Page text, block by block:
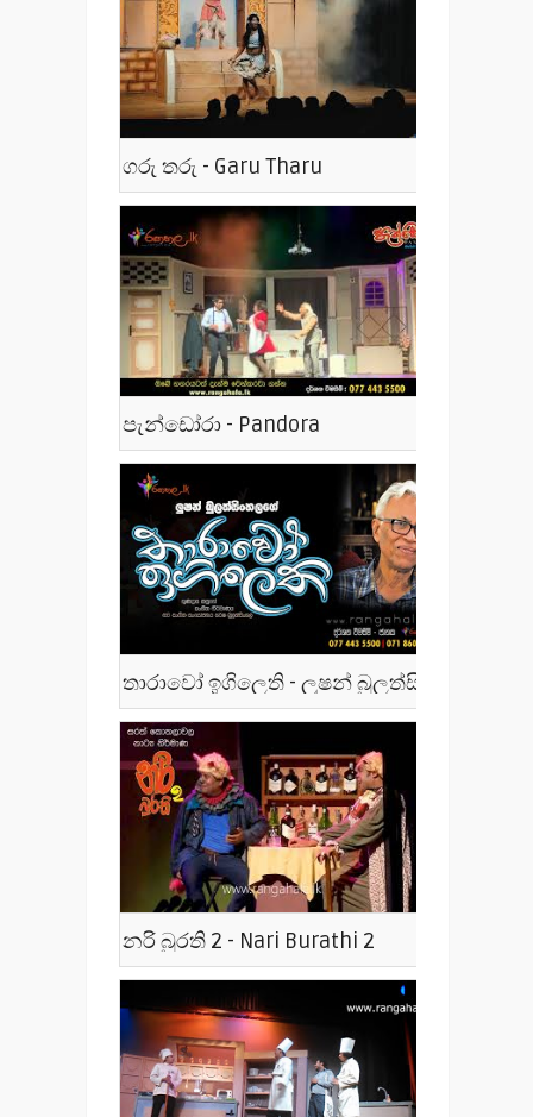
ගරු තරු - Garu Tharu
පැන්ඩෝරා - Pandora
නරි බුරති 2 - Nari Burathi 2